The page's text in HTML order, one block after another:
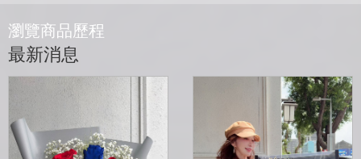
瀏覽商品歷程
最新消息